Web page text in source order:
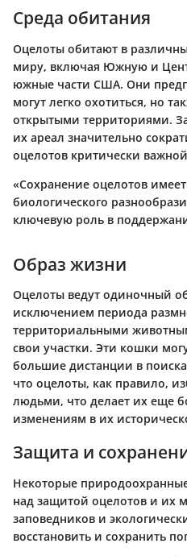
Среда обитания
Оцелоты обитают в
миру, включая Южную и
южные части США. Они
могут легко охотиться, но
открытыми территориями.
их ареал значительно
оцелотов критически
«Сохранение оцелотов
биологического
ключевую роль в
Образ жизни
Оцелоты ведут одиночный
исключением периода
территориальными
свои участки. Эти кошки
большие дистанции в
что оцелоты, как правило,
людьми, что делает их еще
изменениям в их
Защита и
Некоторые
над защитой оцелотов и их
заповедников и
восстановить и сохранить